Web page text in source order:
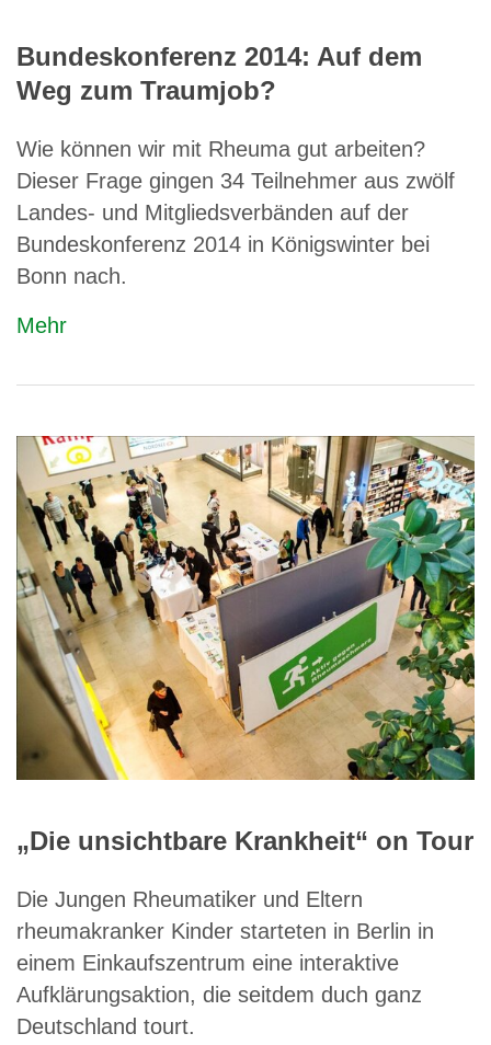
Bundeskonferenz 2014: Auf dem
Weg zum Traumjob?
Wie können wir mit Rheuma gut arbeiten?
Dieser Frage gingen 34 Teilnehmer aus zwölf
Landes- und Mitgliedsverbänden auf der
Bundeskonferenz 2014 in Königswinter bei
Bonn nach.
Mehr
„Die unsichtbare Krankheit“ on Tour
Die Jungen Rheumatiker und Eltern
rheumakranker Kinder starteten in Berlin in
einem Einkaufszentrum eine interaktive
Aufklärungsaktion, die seitdem duch ganz
Deutschland tourt.